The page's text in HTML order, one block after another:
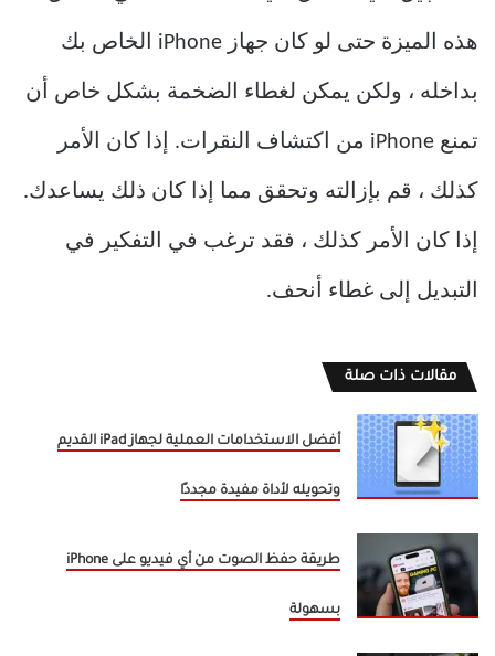
هذه الميزة حتى لو كان جهاز iPhone الخاص بك
بداخله ، ولكن يمكن لغطاء الضخمة بشكل خاص أن
تمنع iPhone من اكتشاف النقرات. إذا كان الأمر
كذلك ، قم بإزالته وتحقق مما إذا كان ذلك يساعدك.
إذا كان الأمر كذلك ، فقد ترغب في التفكير في
التبديل إلى غطاء أنحف.
مقالات ذات صلة
أفضل الاستخدامات العملية لجهاز iPad القديم
وتحويله لأداة مفيدة مجددًا
طريقة حفظ الصوت من أي فيديو على iPhone
بسهولة